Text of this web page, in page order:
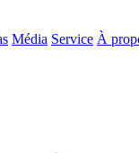
Média Service À